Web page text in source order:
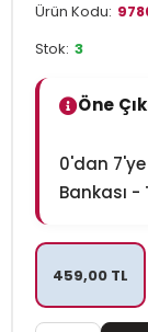
Ürün Kodu:
Stok: 3
Öne
0'dan 7'ye
Bankası -
459,00 TL